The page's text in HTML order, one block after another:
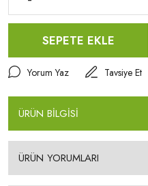
SEPETE EKLE
Yorum Yaz Tavsiye Et
ÜRÜN BİLGİSİ
ÜRÜN YORUMLARI